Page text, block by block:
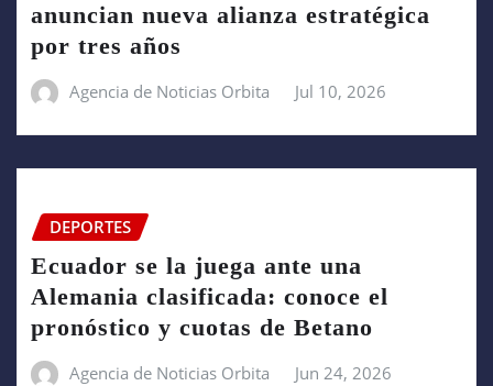
anuncian nueva alianza estratégica
por tres años
Agencia de Noticias Orbita Jul 10, 2026
DEPORTES
Ecuador se la juega ante una
Alemania clasificada: conoce el
pronóstico y cuotas de Betano
Agencia de Noticias Orbita Jun 24, 2026